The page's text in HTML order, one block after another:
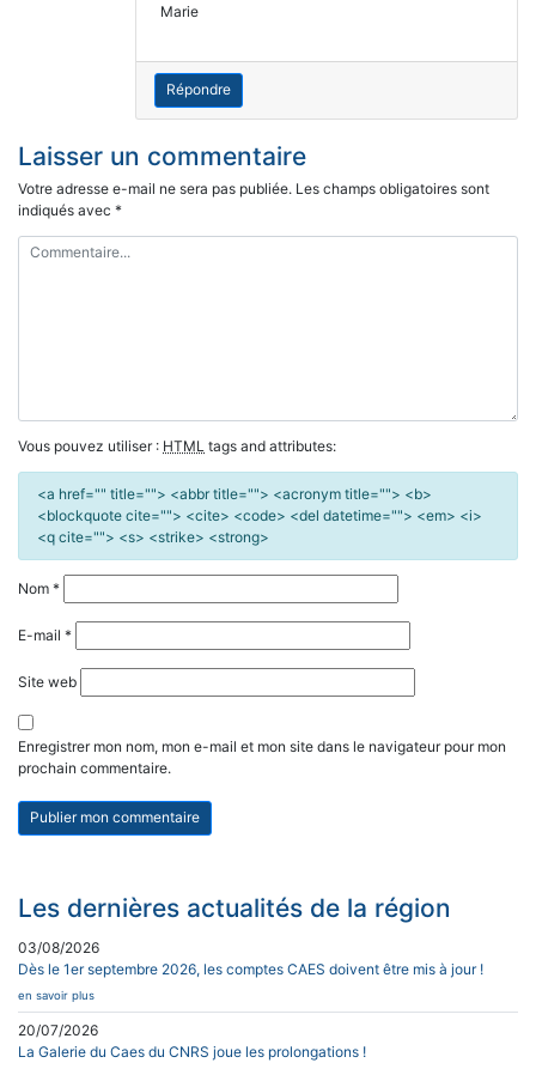
Marie
Répondre
Laisser un commentaire
Votre adresse e-mail ne sera pas publiée. Les champs obligatoires sont
indiqués avec *
Vous pouvez utiliser : HTML tags and attributes:
<a href="" title=""> <abbr title=""> <acronym title=""> <b>
<blockquote cite=""> <cite> <code> <del datetime=""> <em> <i>
<q cite=""> <s> <strike> <strong>
Nom *
E-mail *
Site web
Enregistrer mon nom, mon e-mail et mon site dans le navigateur pour mon
prochain commentaire.
Les dernières actualités de la région
03/08/2026
Dès le 1er septembre 2026, les comptes CAES doivent être mis à jour !
en savoir plus
20/07/2026
La Galerie du Caes du CNRS joue les prolongations !